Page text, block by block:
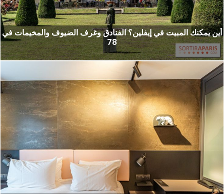
أين يمكنك المبيت في إيفلين؟ الفنادق وغرف الضيوف والمخيمات في
78